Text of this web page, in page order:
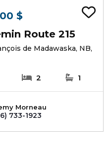
$
Route 215
de Madawaska, NB,
2 1
Morneau
733-1923